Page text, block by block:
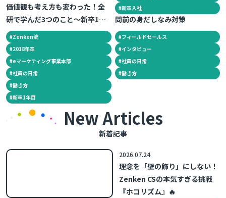
#新卒入社
価値観も考え方も変わった！全
研で学んだ3つのこと～新卒1年
目の日常～
#Zenken流
#2018年卒
#eマーケティング事業本部
#社員の日常
#働き方
#新卒1年目
全研の営業ウーマンに聞く！訪
問前の身だしなみ対策
#フィールドセールス
#インタビュー
#社員の日常
#働き方
New Articles
新着記事
理念を「壁の飾り」にしない！
Zenken CSの本気すぎる挑戦
『ホコリズム』🔥
2026.07.24